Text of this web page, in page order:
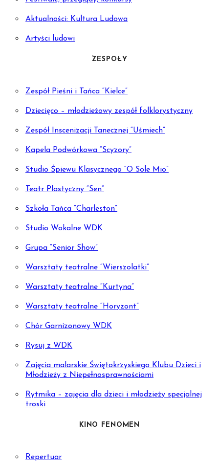
Aktualności: Kultura Ludowa
Artyści ludowi
ZESPOŁY
Zespół Pieśni i Tańca “Kielce”
Dziecięco – młodzieżowy zespół folklorystyczny
Zespół Inscenizacji Tanecznej “Uśmiech”
Kapela Podwórkowa “Scyzory”
Studio Śpiewu Klasycznego “O Sole Mio”
Teatr Plastyczny “Sen”
Szkoła Tańca “Charleston”
Studio Wokalne WDK
Grupa “Senior Show”
Warsztaty teatralne “Wierszolatki”
Warsztaty teatralne “Kurtyna”
Warsztaty teatralne “Horyzont”
Chór Garnizonowy WDK
Rysuj z WDK
Zajęcia malarskie Świętokrzyskiego Klubu Dzieci i
Młodzieży z Niepełnosprawnościami
Rytmika – zajęcia dla dzieci i młodzieży specjalnej
troski
KINO FENOMEN
Repertuar